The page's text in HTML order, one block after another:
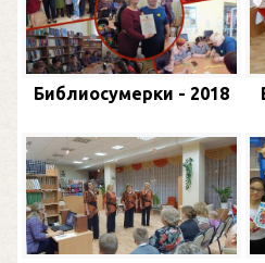
Библиосумерки - 2018